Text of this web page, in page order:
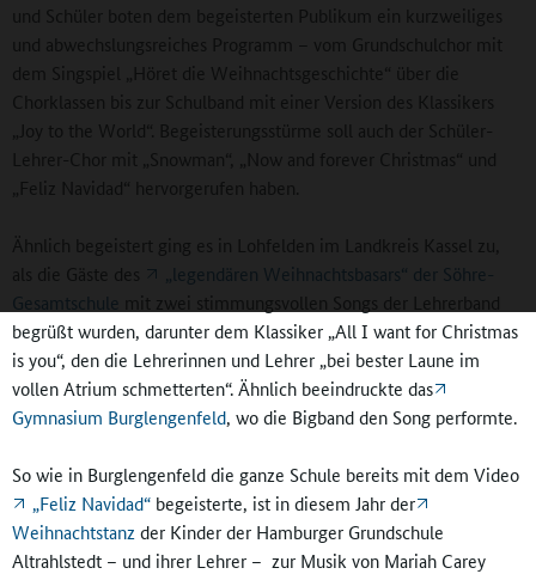
und Schüler boten dem begeisterten Publikum ein kurzweiliges
und abwechslungsreiches Programm – vom Grundschulchor mit
dem Singspiel „Höret die Weihnachtsgeschichte“ über die
Chorklassen bis zur Schulband mit einer Version des Klassikers
„Joy to the World“. Begeisterungsstürme soll auch der Schüler-
Lehrer-Chor mit „Snowman“, „Now and forever Christmas“ und
„Feliz Navidad“ hervorgerufen haben.
Ähnlich begeistert ging es in Lohfelden im Landkreis Kassel zu,
als die Gäste des
„legendären Weihnachtsbasars“ der Söhre-
Gesamtschule mit zwei stimmungsvollen Songs der Lehrerband
begrüßt wurden, darunter dem Klassiker „All I want for Christmas
is you“, den die Lehrerinnen und Lehrer „bei bester Laune im
vollen Atrium schmetterten“. Ähnlich beeindruckte das
Gymnasium Burglengenfeld, wo die Bigband den Song performte.
So wie in Burglengenfeld die ganze Schule bereits mit dem Video
„Feliz Navidad“ begeisterte, ist in diesem Jahr der
Weihnachtstanz der Kinder der Hamburger Grundschule
Altrahlstedt – und ihrer Lehrer – zur Musik von Mariah Carey